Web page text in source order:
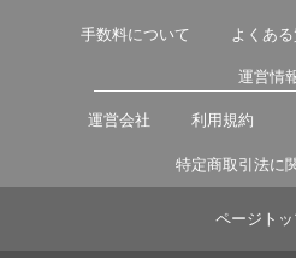
手数料について よくある
運営情
運営会社 利用規約
特定商取引法に
ページト